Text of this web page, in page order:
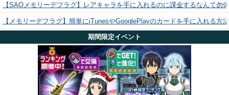
【SAOメモリーデフラグ】レアキャラを手に入れるのに課金するなんて勿
【メモリーデフラグ】簡単にiTunesやGooglePlayのカードを手に入れる方
期間限定イベント